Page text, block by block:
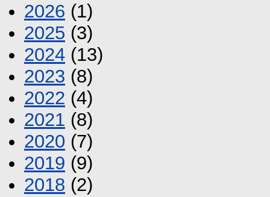
2026 (1)
2025 (3)
2024 (13)
2023 (8)
2022 (4)
2021 (8)
2020 (7)
2019 (9)
2018 (2)